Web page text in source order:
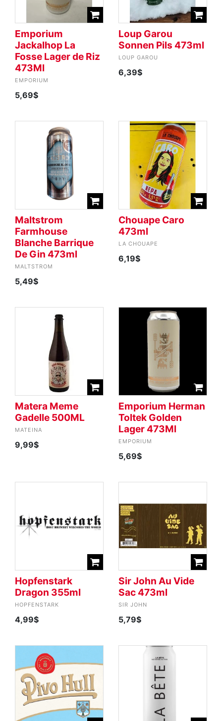
Emporium
Jackalhop La
Fosse Lager de Riz
473Ml
EMPORIUM
5,69$
Loup Garou
Sonnen Pils 473ml
LOUP GAROU
6,39$
Maltstrom
Farmhouse
Blanche Barrique
De Gin 473ml
MALTSTROM
5,49$
Chouape Caro
473ml
LA CHOUAPE
6,19$
Matera Meme
Gadelle 500ML
MATEINA
9,99$
Emporium Herman
Toltek Golden
Lager 473Ml
EMPORIUM
5,69$
Hopfenstark
Dragon 355ml
HOPFENSTARK
4,99$
Sir John Au Vide
Sac 473ml
SIR JOHN
5,79$